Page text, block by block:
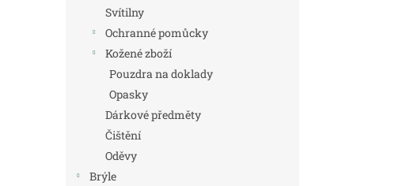
Svítilny
Ochranné pomůcky
Kožené zboží
Pouzdra na doklady
Opasky
Dárkové předměty
Čištění
Oděvy
Brýle